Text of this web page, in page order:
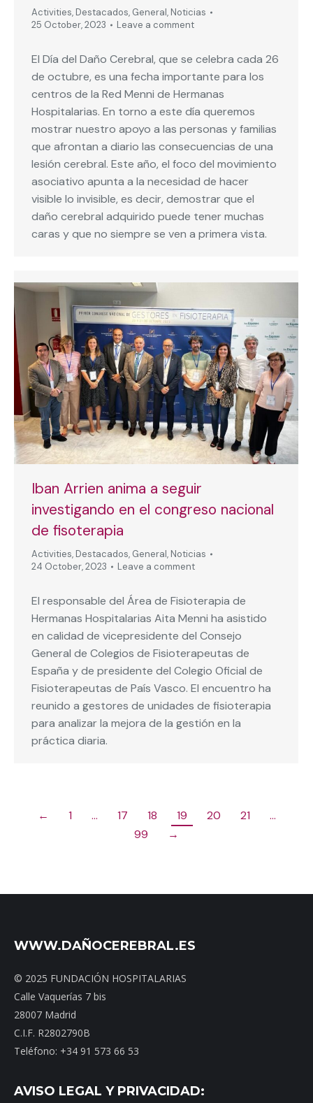
Activities, Destacados, General, Noticias
25 October, 2023
Leave a comment
El Día del Daño Cerebral, que se celebra cada 26
de octubre, es una fecha importante para los
centros de la Red Menni de Hermanas
Hospitalarias. En torno a este día queremos
mostrar nuestro apoyo a las personas y familias
que afrontan a diario las consecuencias de una
lesión cerebral. Este año, el foco del movimiento
asociativo apunta a la necesidad de hacer
visible lo invisible, es decir, demostrar que el
daño cerebral adquirido puede tener muchas
caras y que no siempre se ven a primera vista.
Iban Arrien anima a seguir
investigando en el congreso nacional
de fisoterapia
Activities, Destacados, General, Noticias
24 October, 2023
Leave a comment
El responsable del Área de Fisioterapia de
Hermanas Hospitalarias Aita Menni ha asistido
en calidad de vicepresidente del Consejo
General de Colegios de Fisioterapeutas de
España y de presidente del Colegio Oficial de
Fisioterapeutas de País Vasco. El encuentro ha
reunido a gestores de unidades de fisioterapia
para analizar la mejora de la gestión en la
práctica diaria.
← 1 … 17 18 19 20 21
…
99
→
WWW.DAÑOCEREBRAL.ES
© 2025 FUNDACIÓN HOSPITALARIAS
Calle Vaquerías 7 bis
28007 Madrid
C.I.F. R2802790B
Teléfono: +34 91 573 66 53
AVISO LEGAL Y PRIVACIDAD: